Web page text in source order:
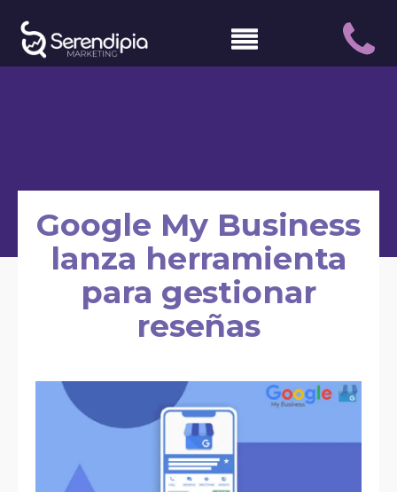
Google My Business
lanza herramienta
para gestionar
reseñas